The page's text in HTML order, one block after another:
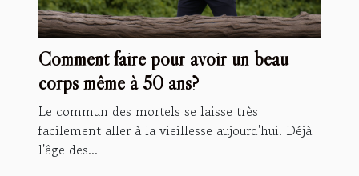
Comment faire pour avoir un beau
corps même à 50 ans?
Le commun des mortels se laisse très
facilement aller à la vieillesse aujourd'hui. Déjà
l'âge des...